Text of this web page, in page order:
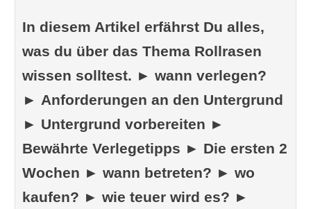
In diesem Artikel erfährst Du alles,
was du über das Thema Rollrasen
wissen solltest. ► wann verlegen?
► Anforderungen an den Untergrund
► Untergrund vorbereiten ►
Bewährte Verlegetipps ► Die ersten 2
Wochen ► wann betreten? ► wo
kaufen? ► wie teuer wird es? ►